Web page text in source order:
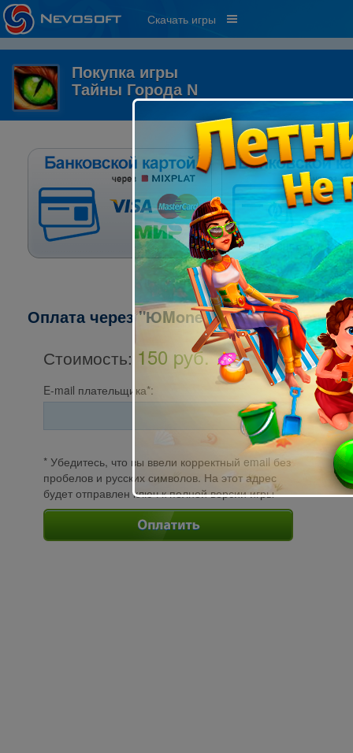
Скачать игры
Покупка игры
Тайны Города N
Оплата через "ЮMoney"
Стоимость: 150 pуб.
E-mail плательщика*:
* Убедитесь, что вы ввели корректный email без
пробелов и русских символов. На этот адрес
будет отправлен ключ к полной версии игры